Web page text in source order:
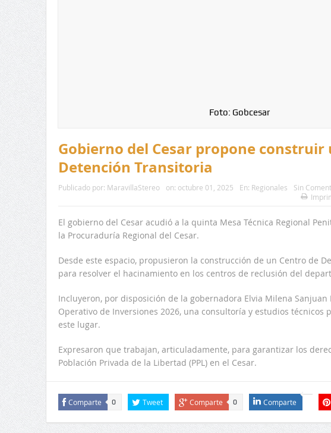
Foto: Gobcesar
Gobierno del Cesar propone construir
Detención Transitoria
Publicado por: MaravillaStereo on: octubre 01, 2025 En: Regionales
Sin
El gobierno del Cesar acudió a la quinta Mesa Técnica Regional
la Procuraduría Regional del Cesar.
Desde este espacio, propusieron la construcción de un Centro de
para resolver el hacinamiento en los centros de reclusión del
Incluyeron, por disposición de la gobernadora Elvia Milena Sanjuan
Operativo de Inversiones 2026, una consultoría y estudios técnicos
este lugar.
Expresaron que trabajan, articuladamente, para garantizar los
Población Privada de la Libertad (PPL) en el Cesar.
Comparte 0 Tweet Comparte 0 Comparte
Delwin